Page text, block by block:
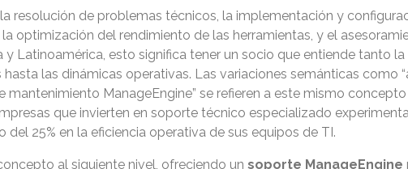
resolución de problemas técnicos, la implementación y
optimización del rendimiento de las herramientas, y el
Latinoamérica, esto significa tener un socio que entiende tanto
las dinámicas operativas. Las variaciones semánticas como
mantenimiento ManageEngine” se refieren a este mismo
que invierten en soporte técnico especializado
25% en la eficiencia operativa de sus equipos de TI.
al siguiente nivel, ofreciendo un soporte ManageEngine